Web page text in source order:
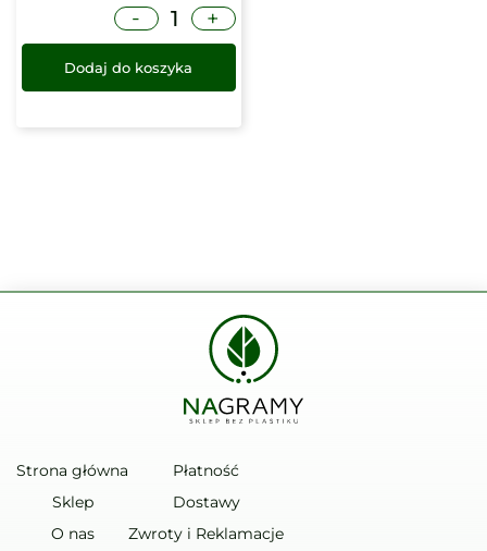
-
+
Dodaj do koszyka
Strona główna
Sklep
O nas
Płatność
Dostawy
Zwroty i Reklamacje